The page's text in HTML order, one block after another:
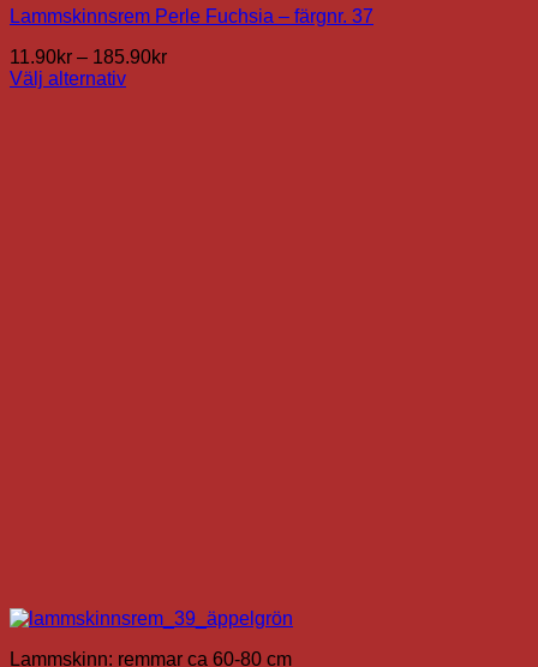
Lammskinnsrem Perle Fuchsia – färgnr. 37
11.90kr – 185.90krPrisintervall:
Välj alternativ
Lammskinn: remmar ca 60-80 cm